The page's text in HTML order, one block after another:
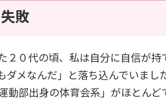
敗
２０代の頃、私は自分に自信が持
ダメなんだ」と落ち込んでいまし
動部出身の体育会系」がほとんど